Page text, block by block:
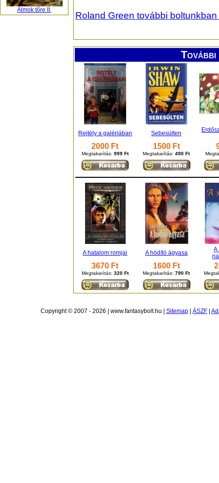
Álmok tőre II.
Roland Green további
Rejtély a galériában Sebesülten
2000 Ft
Megtakarítás: 999 Ft
1500 Ft
Megtakarítás:490 Ft
A hatalom romjai A hódító ágyasa
A
3670 Ft
Megtakarítás: 320 Ft
1600 Ft
Megtakarítás:790 Ft
Copyright © 2007 - 2026 | www.fantasybolt.hu | Sitemap ÁSZF